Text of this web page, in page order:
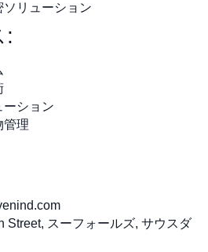
リューション
:
ーション
管理
Street, スーフォールズ, サウスダ